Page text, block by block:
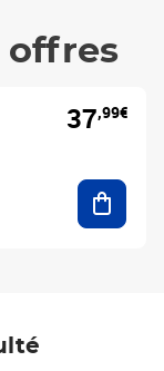
offres
37,99€